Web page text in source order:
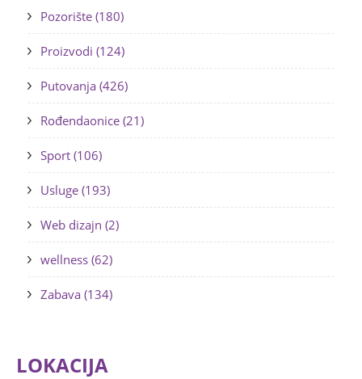
Pozorište (180)
Proizvodi (124)
Putovanja (426)
Rođendaonice (21)
Sport (106)
Usluge (193)
Web dizajn (2)
wellness (62)
Zabava (134)
LOKACIJA